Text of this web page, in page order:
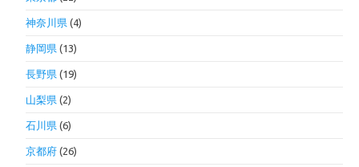
神奈川県 (4)
静岡県 (13)
長野県 (19)
山梨県 (2)
石川県 (6)
京都府 (26)